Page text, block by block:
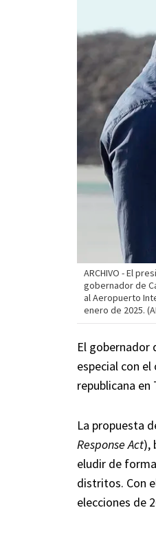
ARCHIVO - El
gobernador de
al Aeropuerto
enero de 2025.
El gobernador
especial con
republicana
La propuesta
Response Act),
eludir de
distritos. Con
elecciones de